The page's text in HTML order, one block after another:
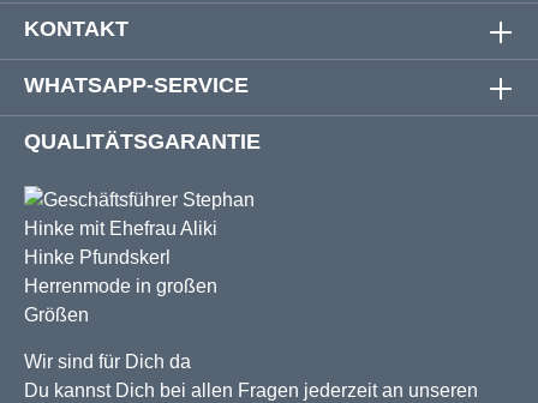
KONTAKT
WHATSAPP-SERVICE
QUALITÄTSGARANTIE
Wir sind für Dich da
Du kannst Dich bei allen Fragen jederzeit an unseren